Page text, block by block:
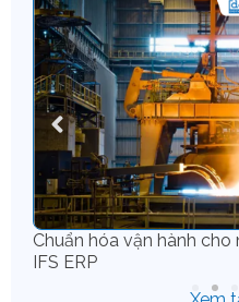
Chuẩn hóa vận hành
IFS ERP